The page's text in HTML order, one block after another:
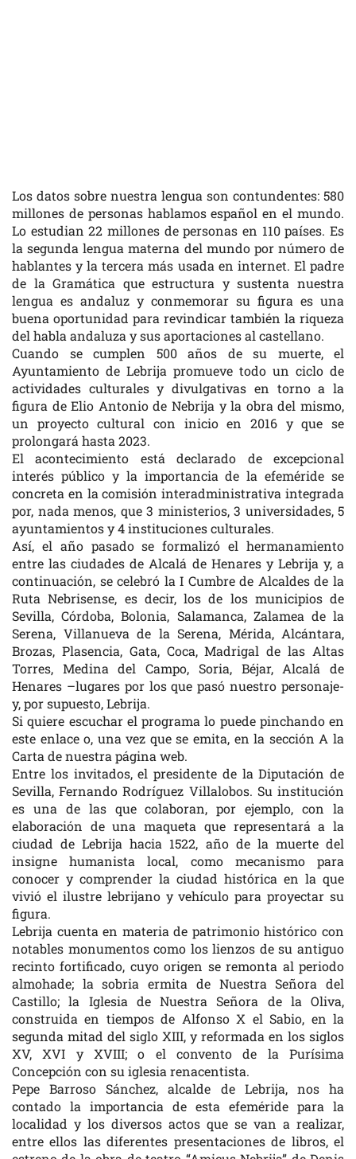
Los datos sobre nuestra lengua son contundentes: 580
millones de personas hablamos español en el mundo.
Lo estudian 22 millones de personas en 110 países. Es
la segunda lengua materna del mundo por número de
hablantes y la tercera más usada en internet. El padre
de la Gramática que estructura y sustenta nuestra
lengua es andaluz y conmemorar su figura es una
buena oportunidad para revindicar también la riqueza
del habla andaluza y sus aportaciones al castellano.
Cuando se cumplen 500 años de su muerte, el
Ayuntamiento de Lebrija promueve todo un ciclo de
actividades culturales y divulgativas en torno a la
figura de Elio Antonio de Nebrija y la obra del mismo,
un proyecto cultural con inicio en 2016 y que se
prolongará hasta 2023.
El acontecimiento está declarado de excepcional
interés público y la importancia de la efeméride se
concreta en la comisión interadministrativa integrada
por, nada menos, que 3 ministerios, 3 universidades, 5
ayuntamientos y 4 instituciones culturales.
Así, el año pasado se formalizó el hermanamiento
entre las ciudades de Alcalá de Henares y Lebrija y, a
continuación, se celebró la I Cumbre de Alcaldes de la
Ruta Nebrisense, es decir, los de los municipios de
Sevilla, Córdoba, Bolonia, Salamanca, Zalamea de la
Serena, Villanueva de la Serena, Mérida, Alcántara,
Brozas, Plasencia, Gata, Coca, Madrigal de las Altas
Torres, Medina del Campo, Soria, Béjar, Alcalá de
Henares –lugares por los que pasó nuestro personaje-
y, por supuesto, Lebrija.
Si quiere escuchar el programa lo puede pinchando en
este enlace o, una vez que se emita, en la sección A la
Carta de nuestra página web.
Entre los invitados, el presidente de la Diputación de
Sevilla, Fernando Rodríguez Villalobos. Su institución
es una de las que colaboran, por ejemplo, con la
elaboración de una maqueta que representará a la
ciudad de Lebrija hacia 1522, año de la muerte del
insigne humanista local, como mecanismo para
conocer y comprender la ciudad histórica en la que
vivió el ilustre lebrijano y vehículo para proyectar su
figura.
Lebrija cuenta en materia de patrimonio histórico con
notables monumentos como los lienzos de su antiguo
recinto fortificado, cuyo origen se remonta al periodo
almohade; la sobria ermita de Nuestra Señora del
Castillo; la Iglesia de Nuestra Señora de la Oliva,
construida en tiempos de Alfonso X el Sabio, en la
segunda mitad del siglo XIII, y reformada en los siglos
XV, XVI y XVIII; o el convento de la Purísima
Concepción con su iglesia renacentista.
Pepe Barroso Sánchez, alcalde de Lebrija, nos ha
contado la importancia de esta efeméride para la
localidad y los diversos actos que se van a realizar,
entre ellos las diferentes presentaciones de libros, el